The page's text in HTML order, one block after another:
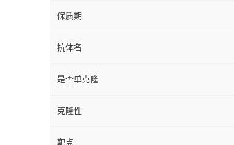
保质期
抗体名
是否单克隆
克隆性
靶点